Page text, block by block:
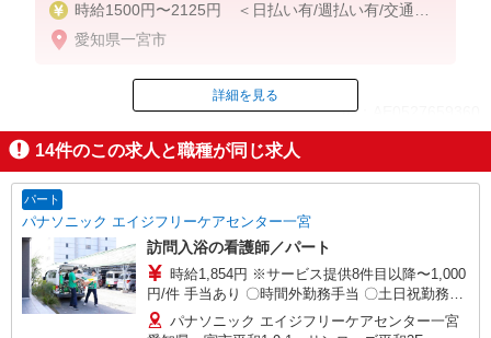
時給1500円〜2125円 ＜日払い有/週払い有/交通費
全支給(ガソリン代含む)＞
愛知県一宮市
ID：AE0527659360
掲載期間終了
詳細を見る
14件のこの求人と職種が同じ求人
パート
パナソニック エイジフリーケアセンター一宮
訪問入浴の看護師／パート
時給1,854円 ※サービス提供8件目以降〜1,000
円/件 手当あり 〇時間外勤務手当 〇土日祝勤務手
当 〇無事故無違反表彰金 〇年末年始勤務手当
パナソニック エイジフリーケアセンター一宮